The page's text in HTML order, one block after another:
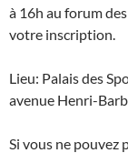
à 16h au forum
votre inscription.
Lieu: Palais des
avenue Henri-
Si vous ne pouvez